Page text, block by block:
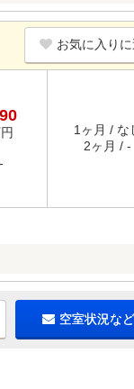
お気に入り
-
1ヶ月 / な
2ヶ月 / -
空室状況な